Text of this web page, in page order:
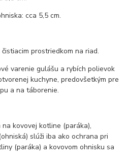
cca 5,5 cm.
prostriedkom na riad.
varenie gulášu a rybích polievok
kuchyne, predovšetkým pre
a na táborenie.
kovovej kotline (paráka),
slúži iba ako ochrana pri
(paráka) a kovovom ohnisku sa